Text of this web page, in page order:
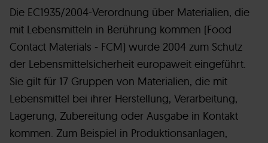
Die EC1935/2004-Verordnung über Materialien, die
mit Lebensmitteln in Berührung kommen (Food
Contact Materials - FCM) wurde 2004 zum Schutz
der Lebensmittelsicherheit europaweit eingeführt.
Sie gilt für 17 Gruppen von Materialien, die mit
Lebensmittel bei ihrer Herstellung, Verarbeitung,
Lagerung, Zubereitung oder Ausgabe in Kontakt
kommen. Zum Beispiel in Produktionsanlagen,